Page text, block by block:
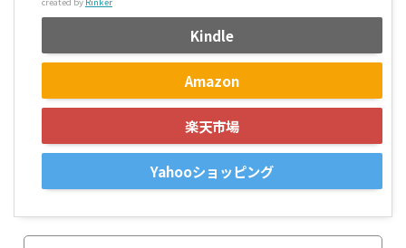
Kindle
Amazon
楽天市場
Yahooショッピング